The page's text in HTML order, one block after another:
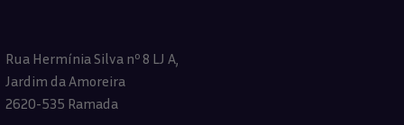
Rua Hermínia Silva nº 8 LJ A,
Jardim da Amoreira
2620-535 Ramada